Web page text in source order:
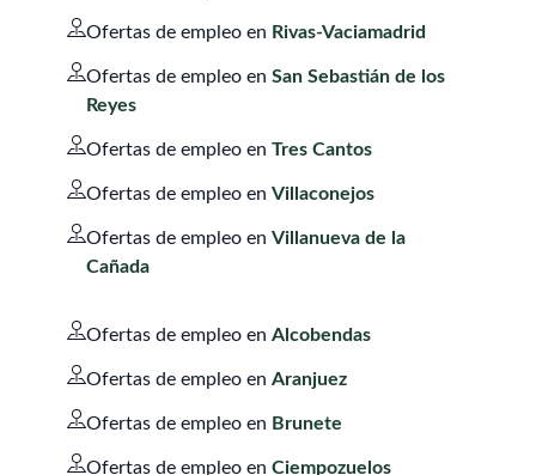
Ofertas de empleo en Rivas-Vaciamadrid
Ofertas de empleo en San Sebastián de los
Reyes
Ofertas de empleo en Tres Cantos
Ofertas de empleo en Villaconejos
Ofertas de empleo en Villanueva de la
Cañada
Ofertas de empleo en Alcobendas
Ofertas de empleo en Aranjuez
Ofertas de empleo en Brunete
Ofertas de empleo en Ciempozuelos